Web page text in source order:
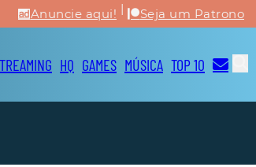
Anuncie aqui! | Seja um Patrono
HQ GAMES MÚSICA TOP 10